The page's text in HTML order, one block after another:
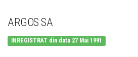
ARGOS SA
INREGISTRAT din data 27 Mai 1991